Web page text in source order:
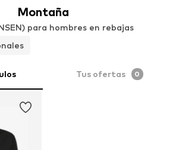
Montaña
para hombres en rebajas
Tus ofertas 0